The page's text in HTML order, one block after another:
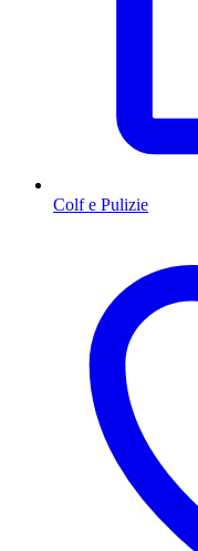
Colf e Pulizie